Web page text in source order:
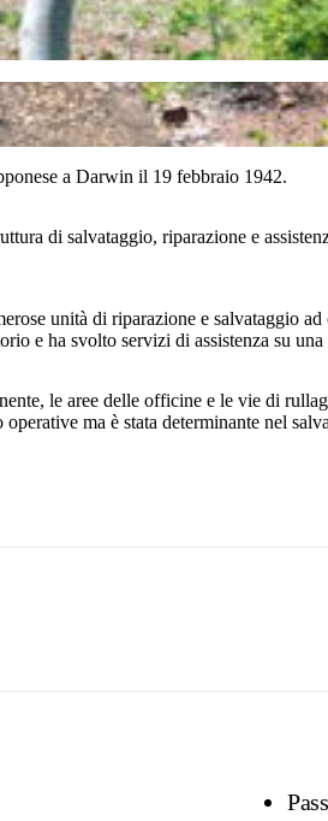
a Darwin il 19 febbraio 1942.
di salvataggio, riparazione e
unità di riparazione e salvataggio
e ha svolto servizi di assistenza su
le aree delle officine e le vie di
ma è stata determinante nel